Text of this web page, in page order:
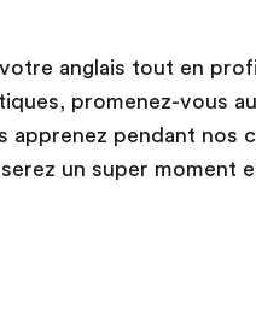
anglais tout en
promenez-vous
apprenez pendant nos
un super moment